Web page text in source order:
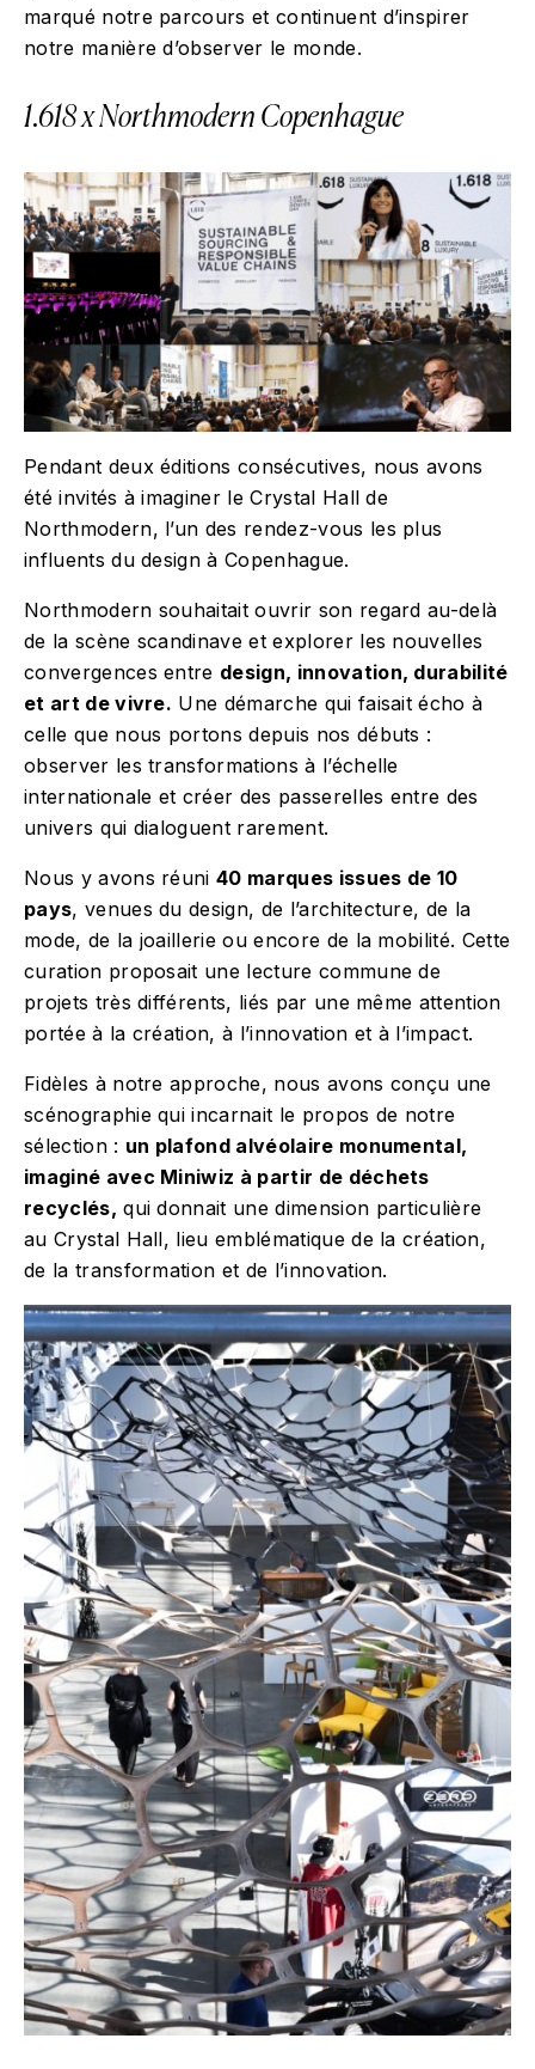
marqué notre parcours et continuent d’inspirer
notre manière d’observer le monde.
1.618 x Northmodern Copenhague
Pendant deux éditions consécutives, nous avons
été invités à imaginer le Crystal Hall de
Northmodern, l’un des rendez-vous les plus
influents du design à Copenhague.
Northmodern souhaitait ouvrir son regard au-delà
de la scène scandinave et explorer les nouvelles
convergences entre design, innovation, durabilité
et art de vivre. Une démarche qui faisait écho à
celle que nous portons depuis nos débuts :
observer les transformations à l’échelle
internationale et créer des passerelles entre des
univers qui dialoguent rarement.
Nous y avons réuni40 marques issues de 10
pays, venues du design, de l’architecture, de la
mode, de la joaillerie ou encore de la mobilité. Cette
curation proposait une lecture commune de
projets très différents, liés par une même attention
portée à la création, à l’innovation et à l’impact.
Fidèles à notre approche, nous avons conçu une
scénographie qui incarnait le propos de notre
sélection : un plafond alvéolaire monumental,
imaginé avec Miniwiz à partir de déchets
recyclés, qui donnait une dimension particulière
au Crystal Hall, lieu emblématique de la création,
de la transformation et de l’innovation.